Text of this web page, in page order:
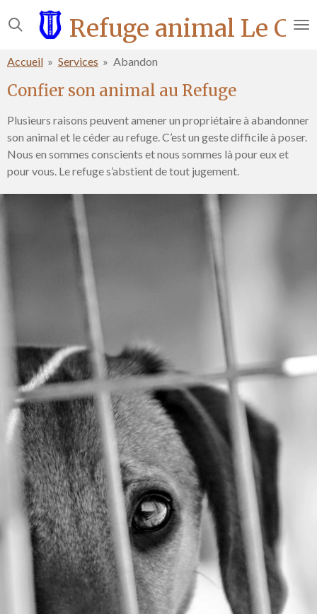
Passer
au
principal
Refuge animal Le
Accueil » Services » Abandon
Confier son animal au Refuge
Plusieurs raisons peuvent amener un propriétaire à abandonner
son animal et le céder au refuge. C’est un geste difficile à poser.
Nous en sommes conscients et nous sommes là pour eux et
pour vous. Le refuge s’abstient de tout jugement.